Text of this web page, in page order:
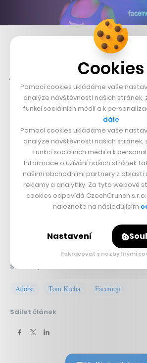
Startup se mimo jiné dostal také do
akcelerátoru visioncamp, ve kterém
jedenáctitýdenní akcelerační program
newyorského betaworks, 200 tisíc
různé služby a samozřejmě také
Facemoji má za sebou i úvodní kolo
budeme informovat již brzy.
Nepřehlédněte:
Související témata:
Adobe Tom Krcha Facemoji
Sdílet článek
Cookies
Pomocí cookies ukládáme vaše
analýze návštěvnosti našich stránek,
funkcí sociálních médií a k
dále
Pomocí cookies ukládáme vaše
analýze návštěvnosti našich stránek,
funkcí sociálních médií a k
Informace o užívání našich stránek
našimi obchodními partnery z oblasti
reklamy a analytiky. Za tyto webové
cookies odpovídá CzechCrunch
naleznete na následujícím
Nastavení
Pokračovat s nezbytnými